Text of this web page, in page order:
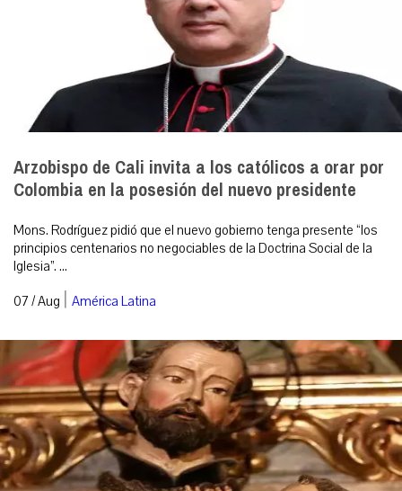
Arzobispo de Cali invita a los católicos a orar por
Colombia en la posesión del nuevo presidente
Mons. Rodríguez pidió que el nuevo gobierno tenga presente “los
principios centenarios no negociables de la Doctrina Social de la
Iglesia”. ...
07 / Aug | América Latina